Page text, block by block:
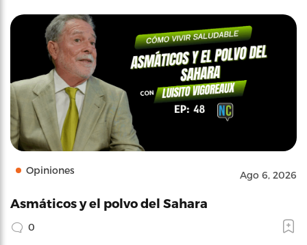
Opiniones Ago 6, 2026
Asmáticos y el polvo del Sahara
0